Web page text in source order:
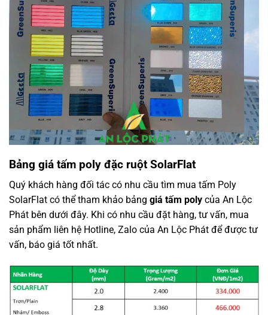
Bảng giá tấm poly đặc ruột SolarFlat
Quý khách hàng đối tác có nhu cầu tìm mua tấm Poly
SolarFlat có thể tham khảo bảng giá tấm poly của An Lộc
Phát bên dưới đây. Khi có nhu cầu đặt hàng, tư vấn, mua
sản phẩm liên hệ Hotline, Zalo của An Lộc Phát để được tư
vấn, báo giá tốt nhất.